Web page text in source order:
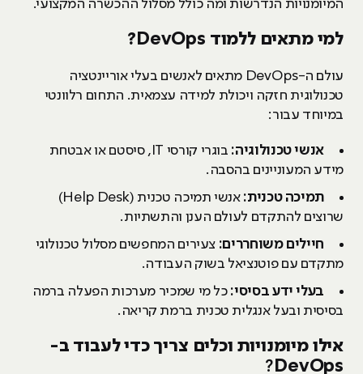
המיומנויות הנדרשות ומה כולל מסלול ההכשרה המקצועי.
למי מתאים ללמוד DevOps?
עולם ה-DevOps מתאים לאנשים בעלי אוריינטציה
טכנולוגית חזקה ויכולת למידה עצמאית. התחום רלוונטי
במיוחד עבור:
אנשי טכנולוגיה:
בוגרי קורסי IT, סיסטם או אבטחת
מידע המעוניינים בהסבה.
תמיכה טכנית:
אנשי תמיכה טכנית (Help Desk)
שרוצים להתקדם לעולם הענן והתשתיות.
חיילים משוחררים: צעירים המחפשים מסלול טכנולוגי
מתקדם עם פוטנציאל בשוק העבודה.
בעלי ידע בסיסי: כל מי שמכיר מערכות הפעלה ברמה
בסיסית ובעל אנגלית טכנית ברמת קריאה.
אילו מיומנויות וכלים צריך כדי לעבוד ב-
DevOps
?